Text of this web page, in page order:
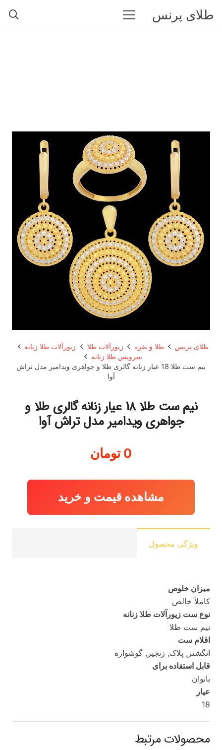
طلای پرنس
طلای پرنس طلا و نقره زیورآلات طلا
زیورآلات طلا زنانه
سرویس طلا زنانه
نیم ست طلا 18 عیار زنانه گالری طلا و جواهری ویدامیر مدل تراش
آوا
نیم ست طلا 18 عیار زنانه گالری طلا و
جواهری ویدامیر مدل تراش آوا
0 تومان
مشاهده قیمت و خرید
ویژگی محصول
میزان خلوص
کاملاً خالص
نوع ست زیورآلات طلا زنانه
نیم ست طلا
اقلام ست
انگشتر, پلاک, زنجیر, گوشواره
قابل استفاده برای
بانوان
عیار
18
محصولات مرتبط